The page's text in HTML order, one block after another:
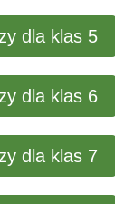
dla klas 5
dla klas 6
dla klas 7